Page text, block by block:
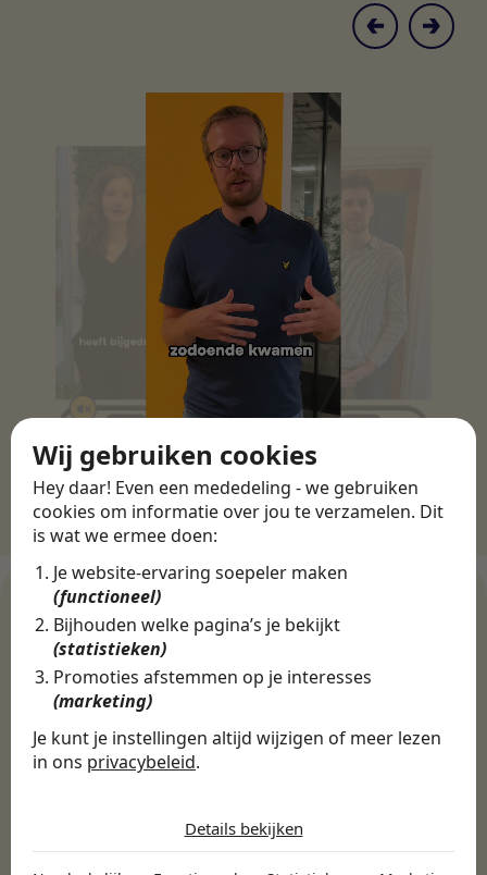
Wij gebruiken cookies
Hey daar! Even een mededeling - we gebruiken
cookies om informatie over jou te verzamelen. Dit
is wat we ermee doen:
Je website-ervaring soepeler maken
(functioneel)
Bijhouden welke pagina’s je bekijkt
(statistieken)
Promoties afstemmen op je interesses
(marketing)
Je kunt je instellingen altijd wijzigen of meer lezen
in ons privacybeleid.
Noodzakelijk
Details bekijken
Ontdek meer dan 500+
Marketing & Communicatie
Sales & Inkoop
Onderwijs & Kinderopvang
Techniek, Productie, Logistiek & Groen